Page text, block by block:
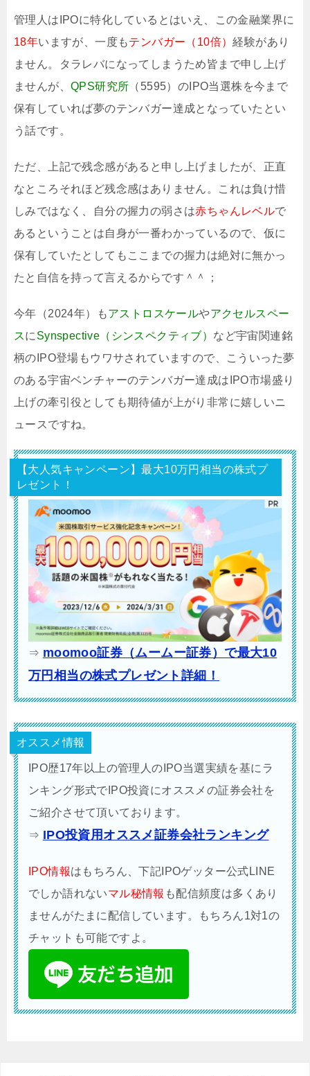
管理人はIPOに特化しているとはいえ、この金融業界に
18年いますが、一度もテンバガー（10倍）経験があり
ません。タラレバになってしまうため皆まで申し上げ
ませんが、 QPS研究所 （5595）のIPO当選株を今まで
保有していれば夢のテンバガー達成となっていたとい
う話です。
ただ、上記で残念感があると申し上げましたが、正直
なところそれほど残念感はありません。これは負け惜
しみではなく、自分の握力の弱さは赤ちゃんレベルで
あるということは自身が一番わかっているので、仮に
保有していたとしてもここまでの握力は絶対に無かっ
たと自信を持って言えるからです＾＾；
今年（2024年）もアストロスケールやアクセルスペー
スに Synspective（シンスペクティブ） など宇宙関連銘
柄のIPO登場もウワサされていますので、こういった夢
のある宇宙ベンチャーのテンバガー達成はIPO市場盛り
上げの牽引役としても期待値が上がり非常に嬉しいニ
ュースですね。
【大人気キャンペーン】最大10万円相当の株式プ
レゼント！
⇒ moomoo証券（ムームー証券）で最大10
万円相当の株式プレゼント詳細！
オススメ情報
IPO歴17年以上の管理人のIPO当選実績を基にラ
ンキング形式でIPO投資にオススメの証券会社を
ご紹介させて頂いております。
⇒ IPO投資用オススメ証券会社ランキング
IPO情報はもちろん、下記IPOゲッター公式LINE
でしか語れないマル秘情報 も配信頻度は多くあり
ませんがたまに配信しています。もちろん1対1の
チャットも可能ですよ。